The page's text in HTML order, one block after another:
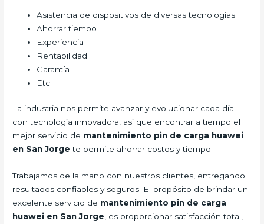
Asistencia de dispositivos de diversas tecnologías
Ahorrar tiempo
Experiencia
Rentabilidad
Garantía
Etc.
La industria nos permite avanzar y evolucionar cada día
con tecnología innovadora, así que encontrar a tiempo el
mejor servicio de mantenimiento pin de carga huawei
en San Jorge te permite ahorrar costos y tiempo.
Trabajamos de la mano con nuestros clientes, entregando
resultados confiables y seguros. El propósito de brindar un
excelente servicio de mantenimiento pin de carga
huawei en San Jorge , es proporcionar satisfacción total,